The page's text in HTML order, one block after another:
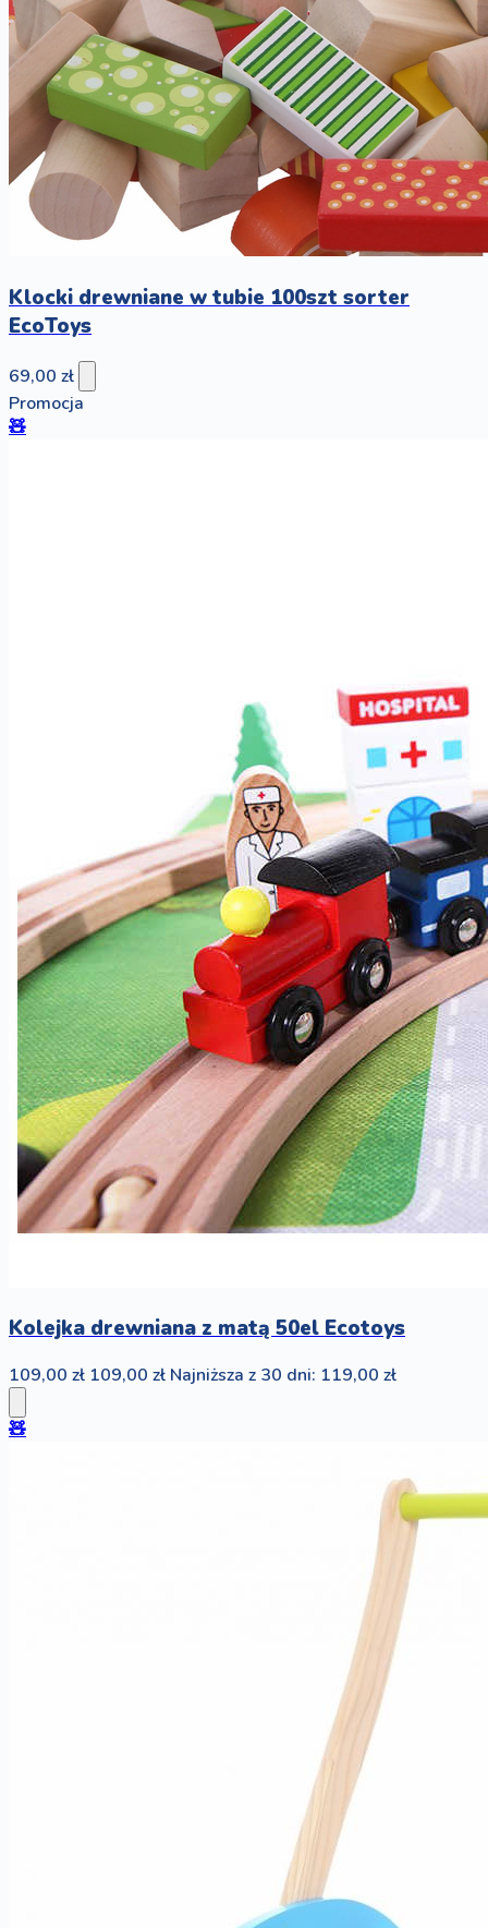
Klocki drewniane w tubie 100szt sorter
EcoToys
69,00 zł
Promocja
🧸
Kolejka drewniana z matą 50el Ecotoys
109,00 zł 109,00 zł Najniższa z 30 dni: 119,00 zł
🧸